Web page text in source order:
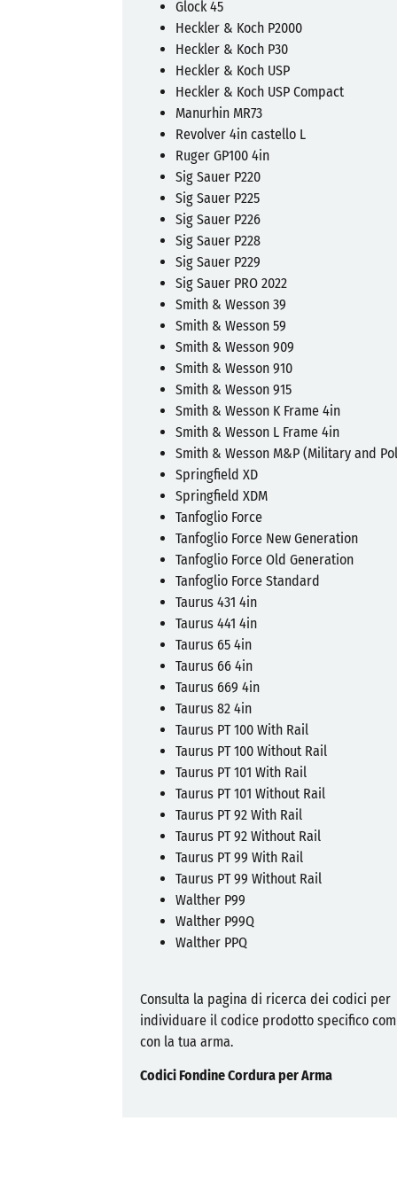
Glock 45
Heckler & Koch P2000
Heckler & Koch P30
Heckler & Koch USP
Heckler & Koch USP Compact
Manurhin MR73
Revolver 4in castello L
Ruger GP100 4in
Sig Sauer P220
Sig Sauer P225
Sig Sauer P226
Sig Sauer P228
Sig Sauer P229
Sig Sauer PRO 2022
Smith & Wesson 39
Smith & Wesson 59
Smith & Wesson 909
Smith & Wesson 910
Smith & Wesson 915
Smith & Wesson K Frame 4in
Smith & Wesson L Frame 4in
Smith & Wesson M&P (Military and
Springfield XD
Springfield XDM
Tanfoglio Force
Tanfoglio Force New Generation
Tanfoglio Force Old Generation
Tanfoglio Force Standard
Taurus 431 4in
Taurus 441 4in
Taurus 65 4in
Taurus 66 4in
Taurus 669 4in
Taurus 82 4in
Taurus PT 100 With Rail
Taurus PT 100 Without Rail
Taurus PT 101 With Rail
Taurus PT 101 Without Rail
Taurus PT 92 With Rail
Taurus PT 92 Without Rail
Taurus PT 99 With Rail
Taurus PT 99 Without Rail
Walther P99
Walther P99Q
Walther PPQ
Consulta la pagina di ricerca dei codici per
individuare il codice prodotto specifico
con la tua arma.
Codici Fondine Cordura per Arma